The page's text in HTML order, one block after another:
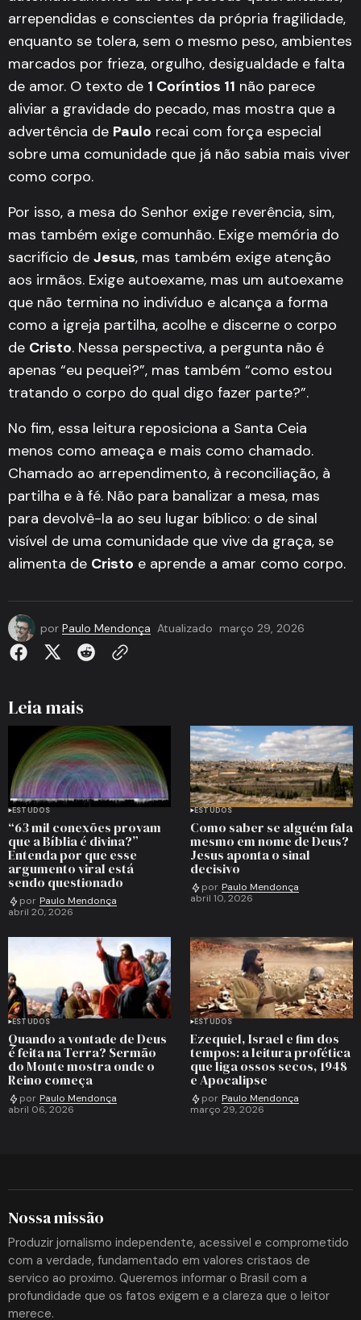
arrependidas e conscientes da própria fragilidade,
enquanto se tolera, sem o mesmo peso, ambientes
marcados por frieza, orgulho, desigualdade e falta
de amor. O texto de 1 Coríntios 11 não parece
aliviar a gravidade do pecado, mas mostra que a
advertência de Paulo recai com força especial
sobre uma comunidade que já não sabia mais viver
como corpo.
Por isso, a mesa do Senhor exige reverência, sim,
mas também exige comunhão. Exige memória do
sacrifício de Jesus, mas também exige atenção
aos irmãos. Exige autoexame, mas um autoexame
que não termina no indivíduo e alcança a forma
como a igreja partilha, acolhe e discerne o corpo
de Cristo. Nessa perspectiva, a pergunta não é
apenas “eu pequei?”, mas também “como estou
tratando o corpo do qual digo fazer parte?”.
No fim, essa leitura reposiciona a Santa Ceia
menos como ameaça e mais como chamado.
Chamado ao arrependimento, à reconciliação, à
partilha e à fé. Não para banalizar a mesa, mas
para devolvê-la ao seu lugar bíblico: o de sinal
visível de uma comunidade que vive da graça, se
alimenta de Cristo e aprende a amar como corpo.
por Paulo Mendonça Atualizado março 29, 2026
Leia mais
ESTUDOS
“63 mil conexões provam
que a Bíblia é divina?”
Entenda por que esse
argumento viral está
sendo questionado
por Paulo Mendonça
abril 20, 2026
ESTUDOS
Como saber se alguém fala
mesmo em nome de Deus?
Jesus aponta o sinal
decisivo
por Paulo Mendonça
abril 10, 2026
ESTUDOS
Quando a vontade de Deus
é feita na Terra? Sermão
do Monte mostra onde o
Reino começa
por Paulo Mendonça
abril 06, 2026
ESTUDOS
Ezequiel, Israel e fim dos
tempos: a leitura profética
que liga ossos secos, 1948
e Apocalipse
por Paulo Mendonça
março 29, 2026
Nossa missão
Produzir jornalismo independente, acessivel e comprometido
com a verdade, fundamentado em valores cristaos de
servico ao proximo. Queremos informar o Brasil com a
profundidade que os fatos exigem e a clareza que o leitor
merece.